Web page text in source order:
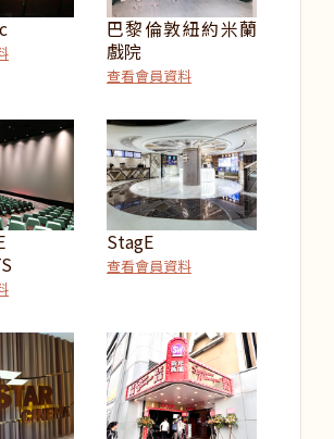
巴黎倫敦紐約米蘭
戲院
查看會員資料
StagE
查看會員資料